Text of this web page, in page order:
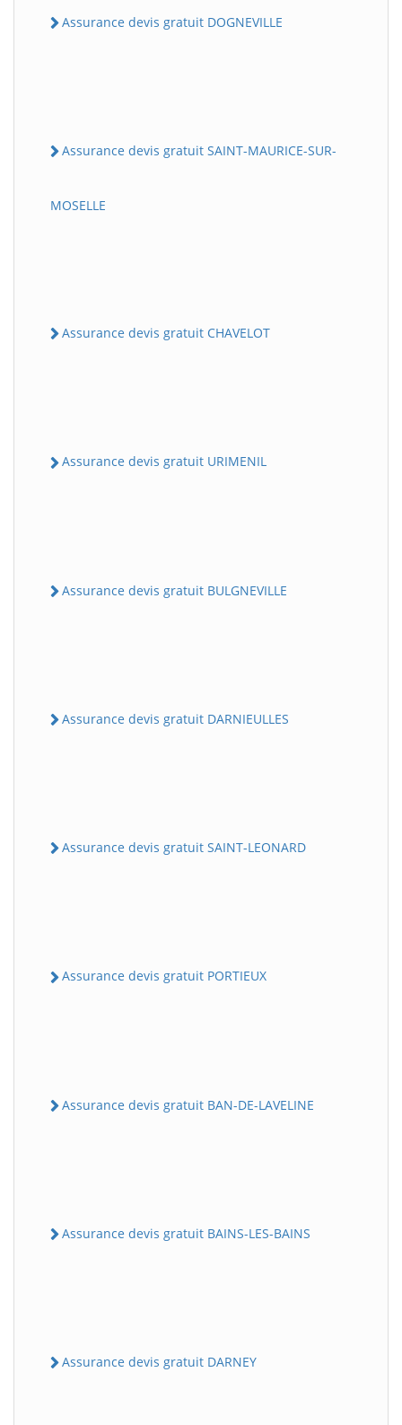
Assurance devis gratuit DOGNEVILLE
Assurance devis gratuit SAINT-MAURICE-SUR-
MOSELLE
Assurance devis gratuit CHAVELOT
Assurance devis gratuit URIMENIL
Assurance devis gratuit BULGNEVILLE
Assurance devis gratuit DARNIEULLES
Assurance devis gratuit SAINT-LEONARD
Assurance devis gratuit PORTIEUX
Assurance devis gratuit BAN-DE-LAVELINE
Assurance devis gratuit BAINS-LES-BAINS
Assurance devis gratuit DARNEY